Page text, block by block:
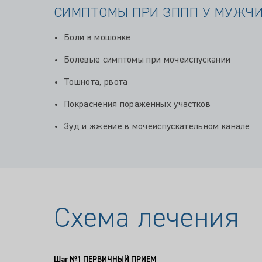
СИМПТОМЫ ПРИ ЗППП У
Боли в мошонке
Болевые симптомы при мочеиспускании
Тошнота, рвота
Покраснения пораженных участков
Зуд и жжение в мочеиспускательном канале
Схема лечения
Шаг №1 ПЕРВИЧНЫЙ ПРИЕМ